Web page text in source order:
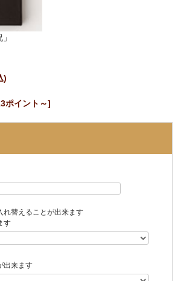
)
ポイント～]
れ替えることが出来ます
す
出来ます